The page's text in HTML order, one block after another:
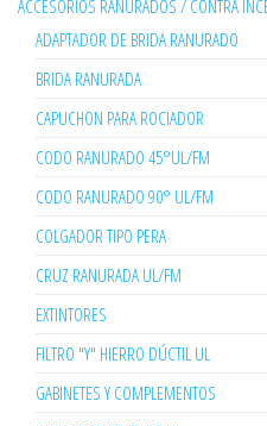
ACCESORIOS RANURADOS / CONTRA
ADAPTADOR DE BRIDA RANURADO
BRIDA RANURADA
CAPUCHON PARA ROCIADOR
CODO RANURADO 45°UL/FM
CODO RANURADO 90° UL/FM
COLGADOR TIPO PERA
CRUZ RANURADA UL/FM
EXTINTORES
FILTRO "Y" HIERRO DÚCTIL UL
GABINETES Y COMPLEMENTOS